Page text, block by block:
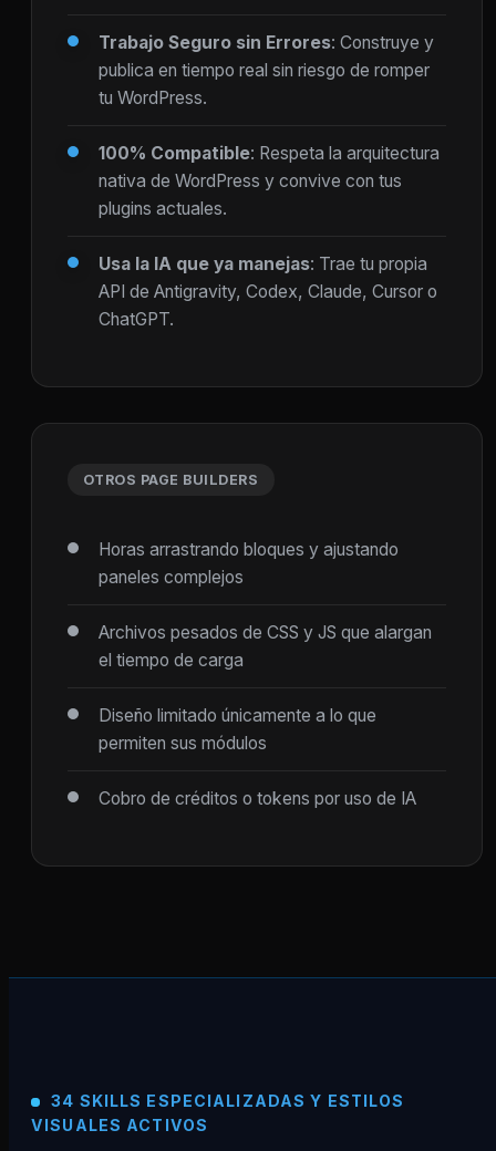
Trabajo Seguro sin Errores: Construye y
publica en tiempo real sin riesgo de romper
tu WordPress.
100% Compatible: Respeta la arquitectura
nativa de WordPress y convive con tus
plugins actuales.
Usa la IA que ya manejas: Trae tu propia
API de Antigravity, Codex, Claude, Cursor o
ChatGPT.
OTROS PAGE BUILDERS
Horas arrastrando bloques y ajustando
paneles complejos
Archivos pesados de CSS y JS que alargan
el tiempo de carga
Diseño limitado únicamente a lo que
permiten sus módulos
Cobro de créditos o tokens por uso de IA
34 SKILLS ESPECIALIZADAS Y ESTILOS
VISUALES ACTIVOS